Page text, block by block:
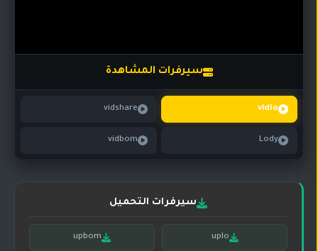
مسلسلات
مسلسلات
تركي
مسلسلات
سيرفرات المشاهدة
vidlo
vidshare
Lody
vidbom
سيرفرات التحميل
uplo
upbom